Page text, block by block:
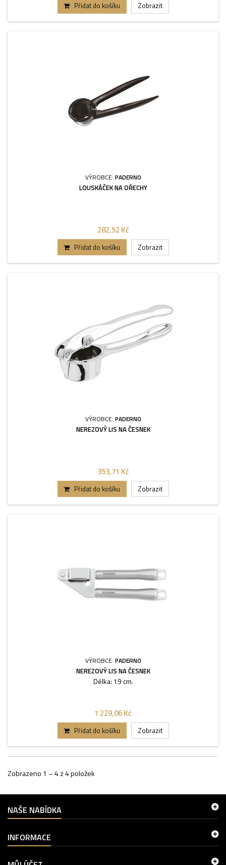
Přidat do košíku Zobrazit
VÝROBCE: PADERNO
LOUSKÁČEK NA OŘECHY
282,52 Kč
Přidat do košíku Zobrazit
VÝROBCE: PADERNO
NEREZOVÝ LIS NA ČESNEK
353,71 Kč
Přidat do košíku Zobrazit
VÝROBCE: PADERNO
NEREZOVÝ LIS NA ČESNEK
Délka: 19 cm.
1 229,06 Kč
Přidat do košíku Zobrazit
Zobrazeno 1 – 4 z 4 položek
NAŠE NABÍDKA
INFORMACE